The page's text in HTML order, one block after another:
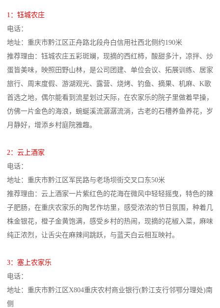
1：钰城农庄
电话：
地址：重庆市黔江区正舟路北段舟白信用社西北侧约190米
推荐理由：钰城农庄五彩斑斓，现摘的西红柿，酸甜多汁，凉拌、炒
蛋皆美味，映照田野山林，是公司团建、单位会议、拓展训练、居家
旅行、周末度假、游湖观光、露营、烧烤、钓鱼、摘果、机麻、K歌
首选之地，偶尔能看到流星划过天际，在农家乐的院子里做着早操，
仿佛一片金色的海浪，蜿蜒溪流潺潺流淌，古老的石槽养鱼养花，岁
月静好，增添乡村庭院雅趣。
2：云上酒家
电话：
地址：重庆市黔江区军民路与老场坝街交叉口东50米
推荐理由：云上酒家一片紫红色的花海在微风中轻轻摇曳，特色的辣
子肥肠，在重庆农家乐的陶艺作坊里，感受浓浓的节日氛围，种着几
株金银花，橙子金黄饱满，感受乡村的热闹，现摘的花椒入菜，麻味
纯正浓烈，让舌尖在麻辣间跳跃，与蓝天白云相互映衬。
3：塞上农家乐
电话：
地址：重庆市黔江区X804重庆农村商业银行(黔江支行邻鄂分理处)南
侧